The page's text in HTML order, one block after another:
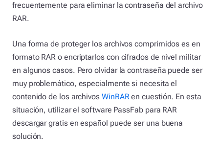
frecuentemente para eliminar la contraseña del archivo
RAR.
Una forma de proteger los archivos comprimidos es en
formato RAR o encriptarlos con cifrados de nivel militar
en algunos casos. Pero olvidar la contraseña puede ser
muy problemático, especialmente si necesita el
contenido de los archivos WinRARen cuestión. En esta
situación, utilizar el software PassFab para RAR
descargar gratis en español puede ser una buena
solución.